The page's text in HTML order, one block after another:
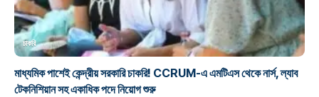
চাকরি
মাধ্যমিক পাশেই কেন্দ্রীয় সরকারি চাকরি! CCRUM-এ এমটিএস থেকে নার্স, ল্যাব
টেকনিশিয়ান সহ একাধিক পদে নিয়োগ শুরু